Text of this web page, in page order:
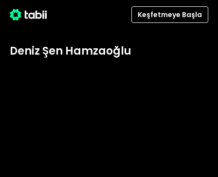
Keşfetmeye Başla
Deniz Şen Hamzaoğlu